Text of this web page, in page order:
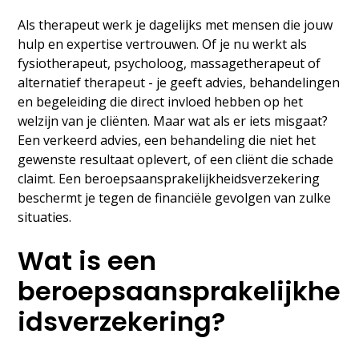
Als therapeut werk je dagelijks met mensen die jouw
hulp en expertise vertrouwen. Of je nu werkt als
fysiotherapeut, psycholoog, massagetherapeut of
alternatief therapeut - je geeft advies, behandelingen
en begeleiding die direct invloed hebben op het
welzijn van je cliënten. Maar wat als er iets misgaat?
Een verkeerd advies, een behandeling die niet het
gewenste resultaat oplevert, of een cliënt die schade
claimt. Een beroepsaansprakelijkheidsverzekering
beschermt je tegen de financiële gevolgen van zulke
situaties.
Wat is een
beroepsaansprakelijkhe
idsverzekering?